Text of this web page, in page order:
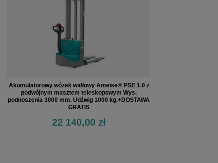
Akumulatorowy wózek widłowy Ameise® PSE 1.0 z
podwójnym masztem teleskopowym Wys.
podnoszenia 3000 mm. Udźwig 1000 kg.+DOSTAWA
GRATIS
22 140,00 zł